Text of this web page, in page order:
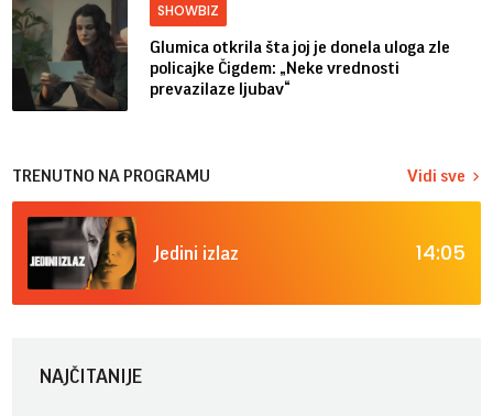
SHOWBIZ
Glumica otkrila šta joj je donela uloga zle
policajke Čigdem: „Neke vrednosti
prevazilaze ljubav“
TRENUTNO NA PROGRAMU Vidi sve
Jedini izlaz 14:05
NAJČITANIJE